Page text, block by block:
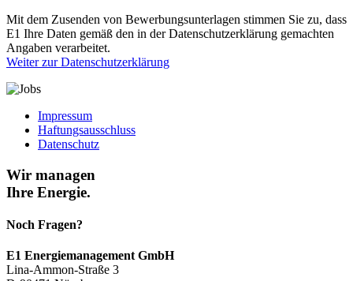
Mit dem Zusenden von Bewerbungsunterlagen stimmen Sie zu, dass
E1 Ihre Daten gemäß den in der Datenschutzerklärung gemachten
Angaben verarbeitet.
Weiter zur Datenschutzerklärung
Impressum
Haftungsausschluss
Datenschutz
Wir managen
Ihre Energie.
Noch Fragen?
E1 Energiemanagement GmbH
Lina-Ammon-Straße 3